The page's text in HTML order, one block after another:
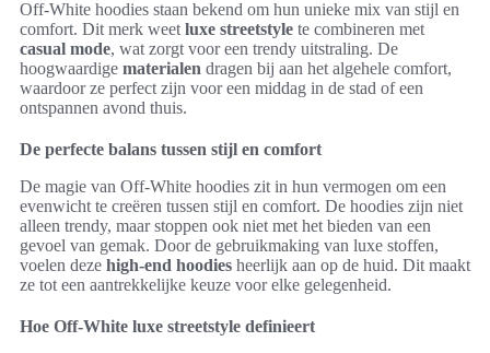
Off-White hoodies staan bekend om hun unieke mix van stijl en
comfort. Dit merk weet luxe streetstyle te combineren met
casual mode, wat zorgt voor een trendy uitstraling. De
hoogwaardige materialen dragen bij aan het algehele comfort,
waardoor ze perfect zijn voor een middag in de stad of een
ontspannen avond thuis.
De perfecte balans tussen stijl en comfort
De magie van Off-White hoodies zit in hun vermogen om een
evenwicht te creëren tussen stijl en comfort. De hoodies zijn niet
alleen trendy, maar stoppen ook niet met het bieden van een
gevoel van gemak. Door de gebruikmaking van luxe stoffen,
voelen deze high-end hoodies heerlijk aan op de huid. Dit maakt
ze tot een aantrekkelijke keuze voor elke gelegenheid.
Hoe Off-White luxe streetstyle definieert